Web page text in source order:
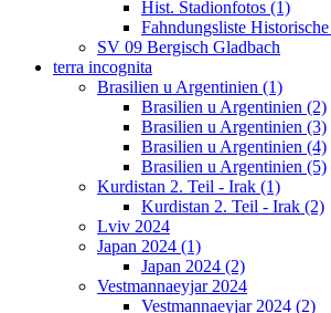
Hist. Stadionfotos (1)
Fahndungsliste
SV 09 Bergisch Gladbach
terra incognita
Brasilien u Argentinien (1)
Brasilien u Argentinien (2)
Brasilien u Argentinien (3)
Brasilien u Argentinien (4)
Brasilien u Argentinien (5)
Kurdistan 2. Teil - Irak (1)
Kurdistan 2. Teil - Irak (2)
Lviv 2024
Japan 2024 (1)
Japan 2024 (2)
Vestmannaeyjar 2024
Vestmannaeyjar 2024 (2)